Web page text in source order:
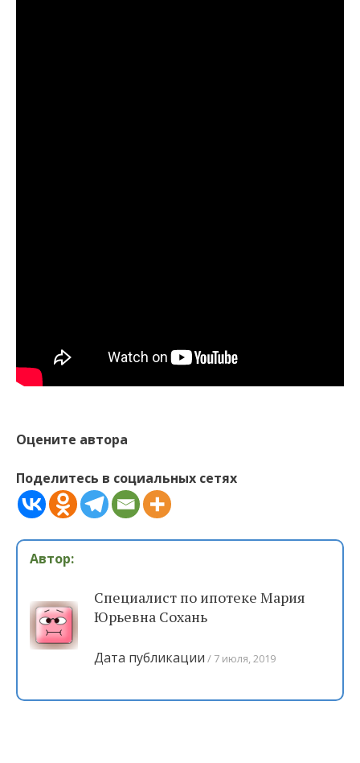
Оцените автора
Поделитесь в социальных сетях
Автор:
Специалист по ипотеке Мария
Юрьевна Сохань
Дата публикации 7 июля, 2019